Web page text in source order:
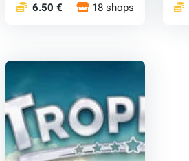
6.50 € 18 shops